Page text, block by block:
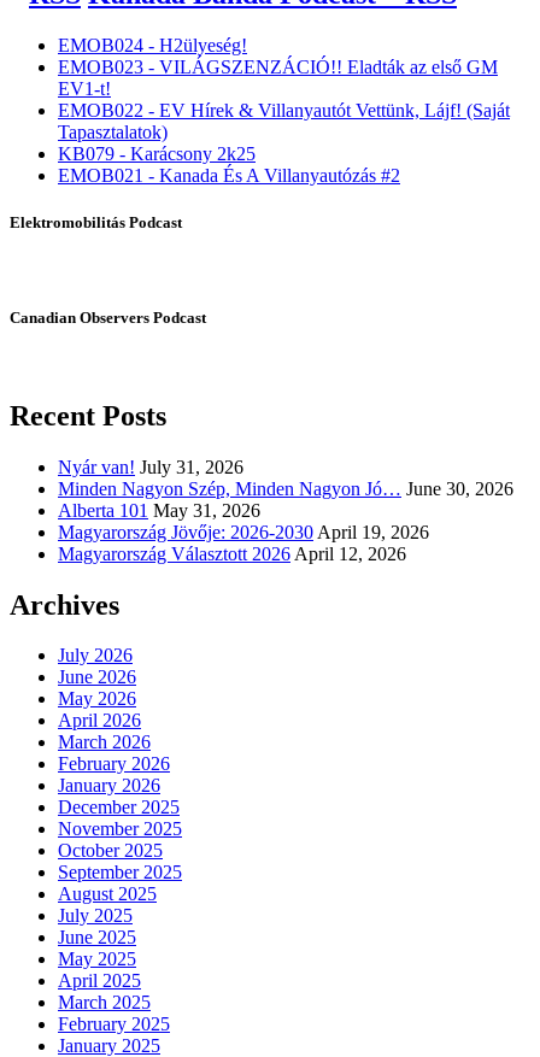
EMOB024 - H2ülyeség!
EMOB023 - VILÁGSZENZÁCIÓ!! Eladták az első GM
EV1-t!
EMOB022 - EV Hírek & Villanyautót Vettünk, Lájf! (Saját
Tapasztalatok)
KB079 - Karácsony 2k25
EMOB021 - Kanada És A Villanyautózás #2
Elektromobilitás Podcast
Canadian Observers Podcast
Recent Posts
Nyár van! July 31, 2026
Minden Nagyon Szép, Minden Nagyon Jó… June 30, 2026
Alberta 101 May 31, 2026
Magyarország Jövője: 2026-2030 April 19, 2026
Magyarország Választott 2026 April 12, 2026
Archives
July 2026
June 2026
May 2026
April 2026
March 2026
February 2026
January 2026
December 2025
November 2025
October 2025
September 2025
August 2025
July 2025
June 2025
May 2025
April 2025
March 2025
February 2025
January 2025